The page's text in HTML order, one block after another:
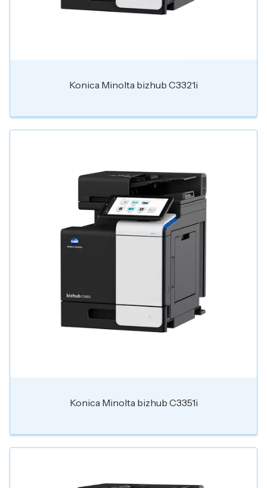
Konica Minolta bizhub C3321i
Konica Minolta bizhub C3351i